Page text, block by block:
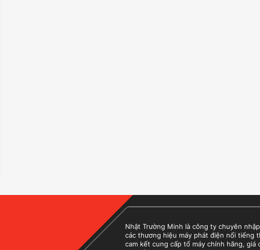
Nhật Trường Minh là công ty chuyên
các thương hiệu máy phát điện nổi tiếng
cam kết cung cấp tổ máy chính hãng,